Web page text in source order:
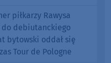
piłkarzy Rawysa
do debiutanckiego
bytowski oddał się
Tour de Pologne